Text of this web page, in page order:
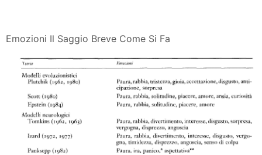
Emozioni Il Saggio Breve Come Si Fa